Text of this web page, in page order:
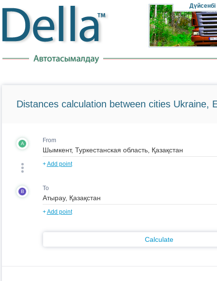
Дүйсенбі
Distances calculation between cities Ukraine,
A From
+Add point
B To
+Add point
Calculate